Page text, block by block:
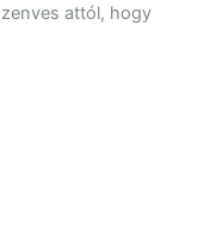
attól, hogy